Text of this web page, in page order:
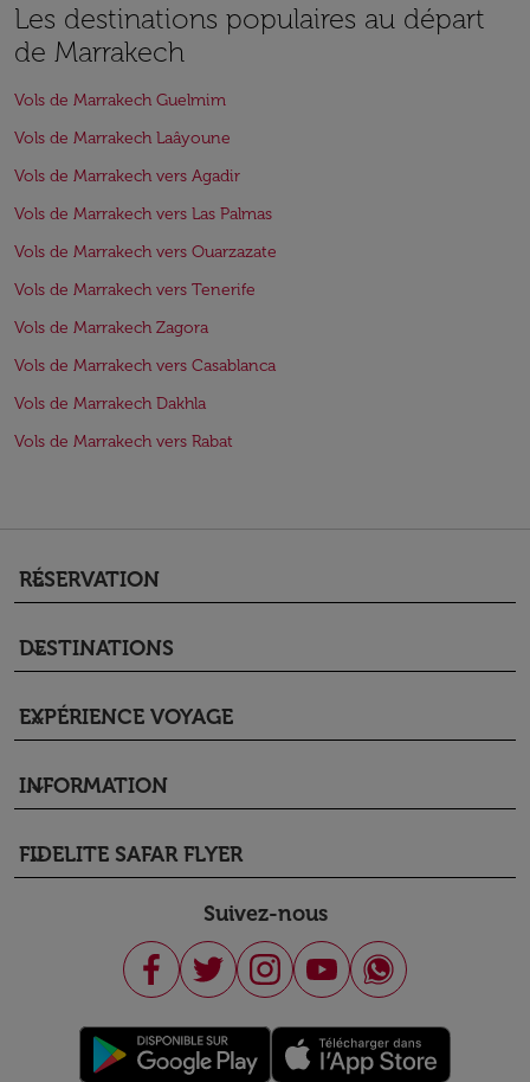
Les destinations populaires au départ
de Marrakech
Vols de Marrakech Guelmim
Vols de Marrakech Laâyoune
Vols de Marrakech vers Agadir
Vols de Marrakech vers Las Palmas
Vols de Marrakech vers Ouarzazate
Vols de Marrakech vers Tenerife
Vols de Marrakech Zagora
Vols de Marrakech vers Casablanca
Vols de Marrakech Dakhla
Vols de Marrakech vers Rabat
RÉSERVATION
keyboard_arrow_down
DESTINATIONS
keyboard_arrow_down
EXPÉRIENCE VOYAGE
keyboard_arrow_down
INFORMATION
keyboard_arrow_down
FIDELITE SAFAR FLYER
keyboard_arrow_down
Suivez-nous